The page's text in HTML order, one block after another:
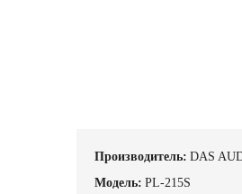
Производитель: DAS
Модель: PL-215S